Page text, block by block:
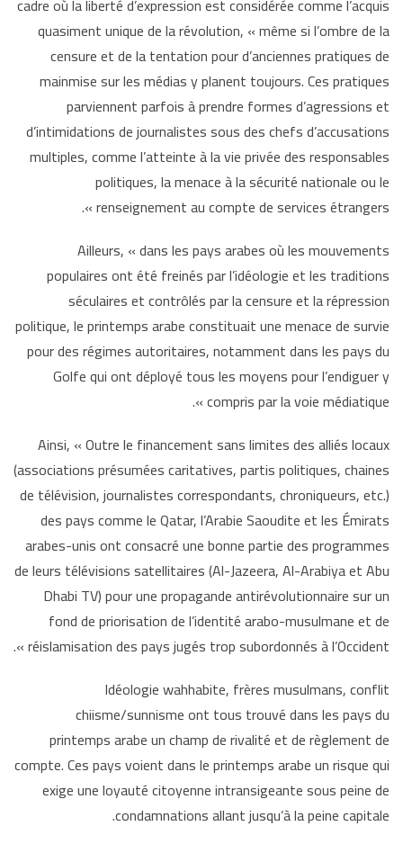
cadre où la liberté d’expression est considérée comme l’acquis
quasiment unique de la révolution, « même si l’ombre de la
censure et de la tentation pour d’anciennes pratiques de
mainmise sur les médias y planent toujours. Ces pratiques
parviennent parfois à prendre formes d’agressions et
d’intimidations de journalistes sous des chefs d’accusations
multiples, comme l’atteinte à la vie privée des responsables
politiques, la menace à la sécurité nationale ou le
renseignement au compte de services étrangers ».
Ailleurs, « dans les pays arabes où les mouvements
populaires ont été freinés par l’idéologie et les traditions
séculaires et contrôlés par la censure et la répression
politique, le printemps arabe constituait une menace de survie
pour des régimes autoritaires, notamment dans les pays du
Golfe qui ont déployé tous les moyens pour l’endiguer y
compris par la voie médiatique ».
Ainsi, « Outre le financement sans limites des alliés locaux
(associations présumées caritatives, partis politiques, chaines
de télévision, journalistes correspondants, chroniqueurs, etc.)
des pays comme le Qatar, l’Arabie Saoudite et les Émirats
arabes-unis ont consacré une bonne partie des programmes
de leurs télévisions satellitaires (Al-Jazeera, Al-Arabiya et Abu
Dhabi TV) pour une propagande antirévolutionnaire sur un
fond de priorisation de l’identité arabo-musulmane et de
réislamisation des pays jugés trop subordonnés à l’Occident ».
Idéologie wahhabite, frères musulmans, conflit
chiisme/sunnisme ont tous trouvé dans les pays du
printemps arabe un champ de rivalité et de règlement de
compte. Ces pays voient dans le printemps arabe un risque qui
exige une loyauté citoyenne intransigeante sous peine de
condamnations allant jusqu’à la peine capitale.